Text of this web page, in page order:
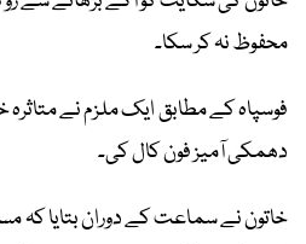
محفوظ نہ کر سکا۔
فوسپاہ کے مطابق ایک ملزم نے متاثرہ
دھمکی آمیز فون کال کی۔
خاتون نے سماعت کے دوران بتایا کہ